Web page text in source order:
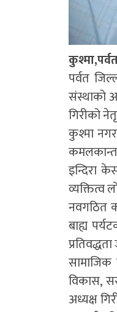
पर्वत
संस्थाको
गिरीको
कुश्मा
कमलकान्त
इन्दिरा
व्यक्तित्व
नवगठित
बाह्य
सामाजिक
विकास,
अध्यक्ष